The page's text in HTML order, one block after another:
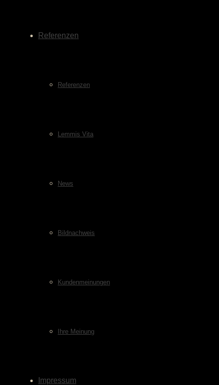
Referenzen
Referenzen
Lemmis Vita
News
Bildnachweis
Kundenmeinungen
Ihre Meinung
Impressum